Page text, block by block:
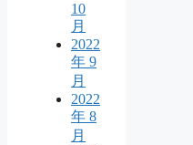
10
月
2022
年 9
月
2022
年 8
月